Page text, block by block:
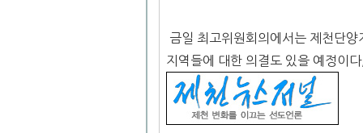
금일 최고위원회의에서는 제천단
지역들에 대한 의결도 있을 예정이